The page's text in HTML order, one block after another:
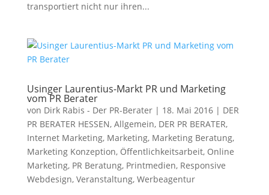
transportiert nicht nur ihren...
Usinger Laurentius-Markt PR und Marketing
vom PR Berater
von Dirk Rabis - Der PR-Berater| 18. Mai 2016| DER
PR BERATER HESSEN, Allgemein, DER PR BERATER,
Internet Marketing, Marketing, Marketing Beratung,
Marketing Konzeption, Öffentlichkeitsarbeit, Online
Marketing, PR Beratung, Printmedien, Responsive
Webdesign, Veranstaltung, Werbeagentur